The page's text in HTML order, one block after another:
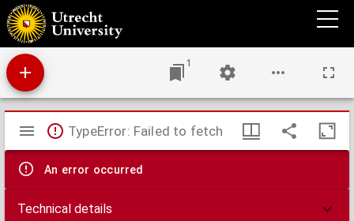
Catalogus novus nundinarum ... Francofurti ad Moenum, anno ... celebratarum, eorum
scilicet librorum, qui hoc semestri, partim omnino novi, partim denuo vel forma, vel
loco, a prioribus editionibus diversi, vel accessione aliqua locupletiores, in lucem
prodierunt ...
1
Mirador
viewer
TypeError: Failed to fetch
An error occurred
Technical details